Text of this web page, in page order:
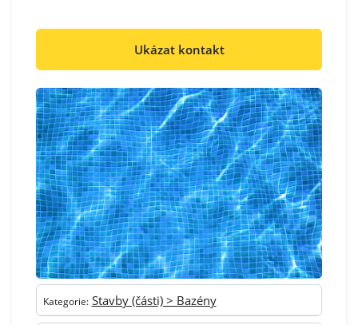
Ukázat kontakt
Kategorie: Stavby (části) > Bazény